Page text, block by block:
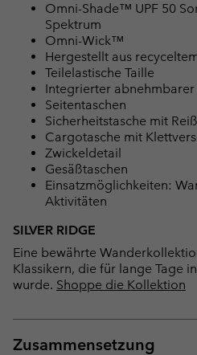
Omni-Shade™ UPF 50
Spektrum
Omni-Wick™
Hergestellt aus
Teilelastische Taille
Integrierter abnehmbarer
Seitentaschen
Sicherheitstasche mit
Cargotasche mit
Zwickeldetail
Gesäßtaschen
Einsatzmöglichkeiten:
Aktivitäten
SILVER RIDGE
Eine bewährte
Klassikern, die für lange Tage
wurde. Shoppe die Kollektion
Zusammensetzung